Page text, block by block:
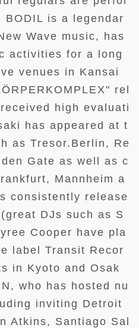
BODIL is a legendar
Wave music, has
activities for a long
venues in Kansai
rel
high evaluati
has appeared at t
as Tresor.Berlin, Re
Gate as well as c
Mannheim a
consistently release
DJs such as S
Cooper have pla
label Transit Recor
in Kyoto and Osak
who has hosted nu
inviting Detroit
Atkins, Santiago Sal